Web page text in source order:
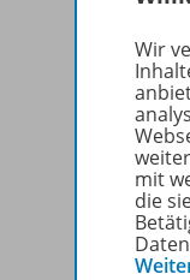
Wir
mit
die